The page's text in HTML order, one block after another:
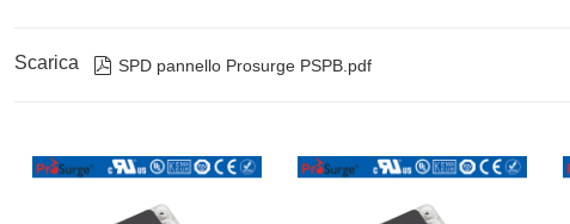
Scarica  SPD pannello Prosurge PSPB.pdf